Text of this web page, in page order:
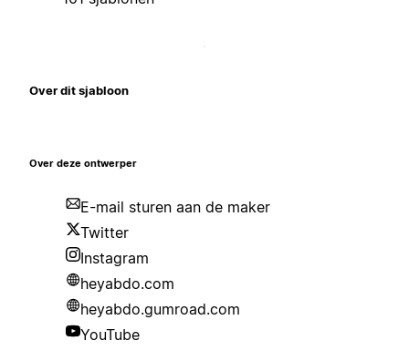
Over dit sjabloon
Over deze ontwerper
E-mail sturen aan de maker
Twitter
Instagram
heyabdo.com
heyabdo.gumroad.com
YouTube